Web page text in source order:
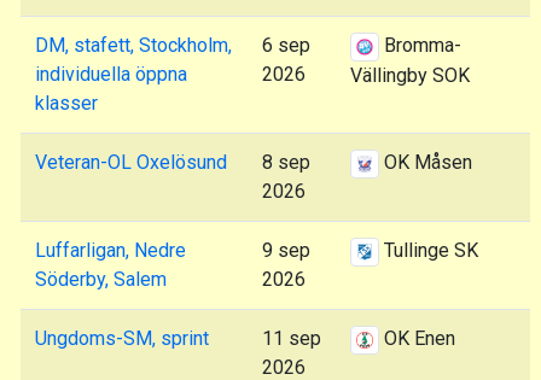
DM, stafett, Stockholm,
individuella öppna
klasser
6 sep
2026
Bromma-
Vällingby SOK
Veteran-OL Oxelösund
8 sep
2026
OK Måsen
Luffarligan, Nedre
Söderby, Salem
9 sep
2026
Tullinge SK
Ungdoms-SM, sprint
11 sep
2026
OK Enen